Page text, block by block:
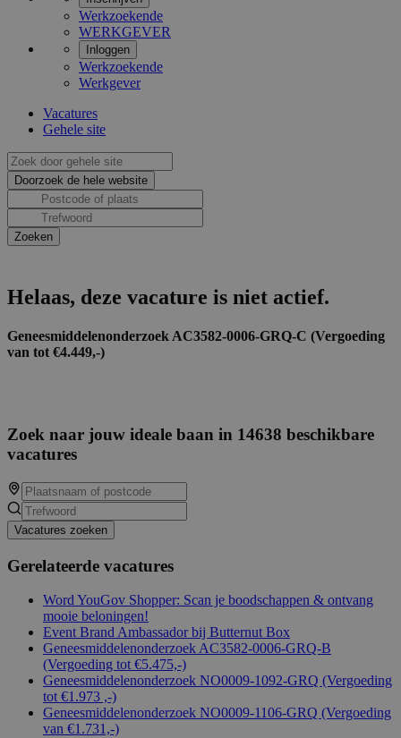
Werkzoekende
WERKGEVER
Inloggen
Werkzoekende
Werkgever
Vacatures
Gehele site
Helaas, deze vacature is niet actief.
Geneesmiddelenonderzoek AC3582-0006-GRQ-C (Vergoeding
van tot €4.449,-)
Zoek naar jouw ideale baan in 14638 beschikbare
vacatures
Vacatures zoeken
Gerelateerde vacatures
Word YouGov Shopper: Scan je boodschappen & ontvang
mooie beloningen!
Event Brand Ambassador bij Butternut Box
Geneesmiddelenonderzoek AC3582-0006-GRQ-B
(Vergoeding tot €5.475,-)
Geneesmiddelenonderzoek NO0009-1092-GRQ (Vergoeding
tot €1.973 ,-)
Geneesmiddelenonderzoek NO0009-1106-GRQ (Vergoeding
van €1.731,-)